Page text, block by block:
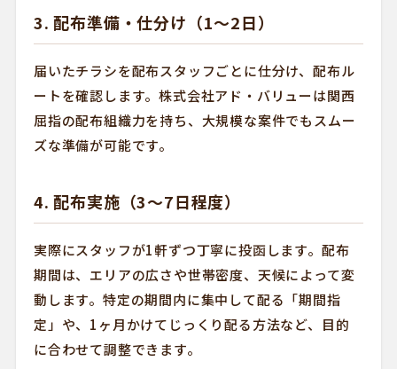
3. 配布準備・仕分け（1〜2日）
届いたチラシを配布スタッフごとに仕分け、配布ル
ートを確認します。株式会社アド・バリューは関西
屈指の配布組織力を持ち、大規模な案件でもスムー
ズな準備が可能です。
4. 配布実施（3〜7日程度）
実際にスタッフが1軒ずつ丁寧に投函します。配布
期間は、エリアの広さや世帯密度、天候によって変
動します。特定の期間内に集中して配る「期間指
定」や、1ヶ月かけてじっくり配る方法など、目的
に合わせて調整できます。